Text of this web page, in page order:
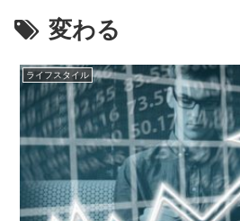
変わる
ライフスタイル